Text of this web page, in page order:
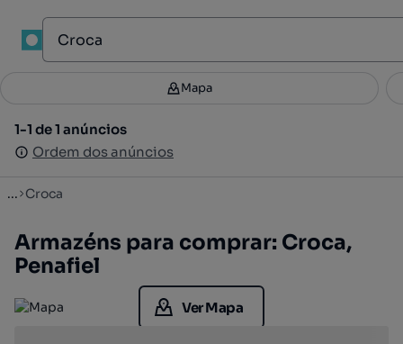
Filtros 2
1-1 de 1 anúncios
Ordem dos anúncios
Mapa
1-1 de 1 anúncios
Ordem dos anúncios
... Croca
Armazéns para comprar: Croca,
Penafiel
Ver Mapa